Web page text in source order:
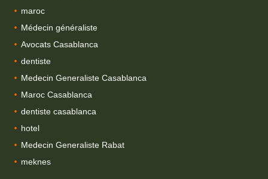
maroc
Médecin généraliste
Avocats Casablanca
dentiste
Medecin Generaliste Casablanca
Maroc Casablanca
dentiste casablanca
hotel
Medecin Generaliste Rabat
meknes